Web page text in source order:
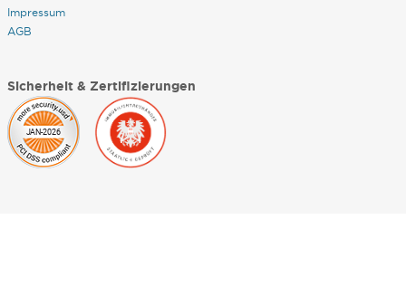
Impressum
AGB
Sicherheit & Zertifizierungen